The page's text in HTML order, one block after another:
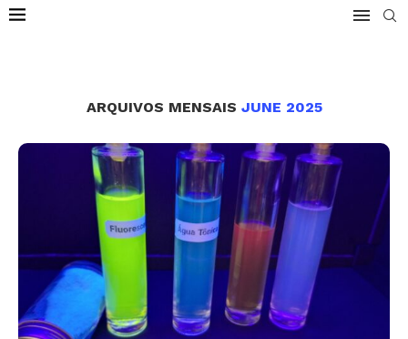
ARQUIVOS MENSAIS JUNE 2025